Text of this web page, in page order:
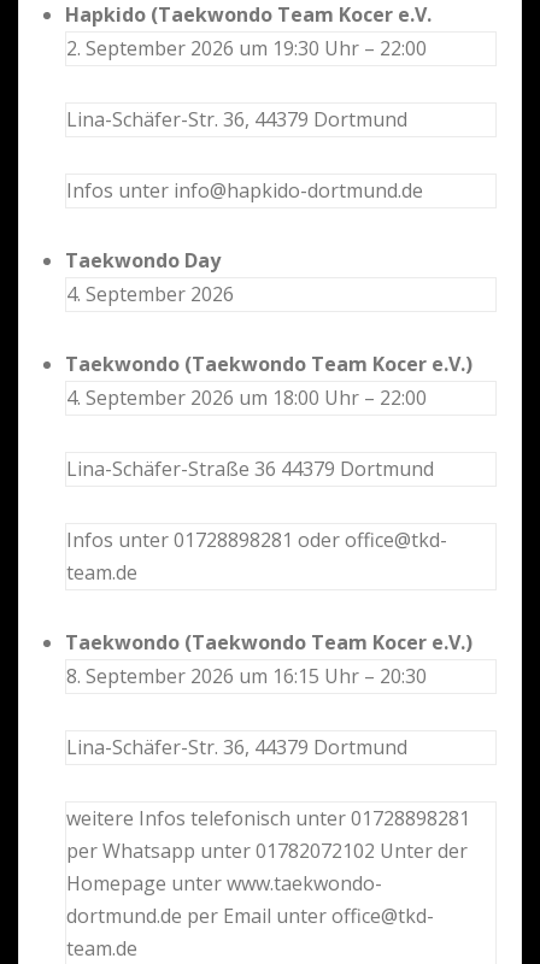
Hapkido (Taekwondo Team Kocer e.V.
2. September 2026 um 19:30 Uhr – 22:00
Lina-Schäfer-Str. 36, 44379 Dortmund
Infos unter info@hapkido-dortmund.de
Taekwondo Day
4. September 2026
Taekwondo (Taekwondo Team Kocer e.V.)
4. September 2026 um 18:00 Uhr – 22:00
Lina-Schäfer-Straße 36 44379 Dortmund
Infos unter 01728898281 oder office@tkd-
team.de
Taekwondo (Taekwondo Team Kocer e.V.)
8. September 2026 um 16:15 Uhr – 20:30
Lina-Schäfer-Str. 36, 44379 Dortmund
weitere Infos telefonisch unter 01728898281
per Whatsapp unter 01782072102 Unter der
Homepage unter www.taekwondo-
dortmund.de per Email unter office@tkd-
team.de